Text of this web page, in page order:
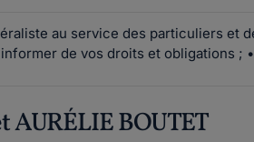
au service des particuliers et
de vos droits et obligations ;
AURÉLIE BOUTET